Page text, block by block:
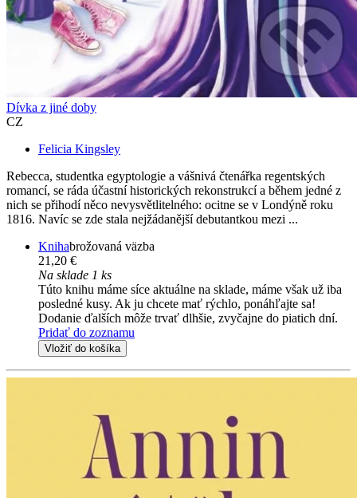
Dívka z jiné doby
CZ
Felicia Kingsley
Rebecca, studentka egyptologie a vášnivá čtenářka regentských
romancí, se ráda účastní historických rekonstrukcí a během jedné z
nich se přihodí něco nevysvětlitelného: ocitne se v Londýně roku
1816. Navíc se zde stala nejžádanější debutantkou mezi ...
Knihabrožovaná väzba
21,20 €
Na sklade 1 ks
Túto knihu máme síce aktuálne na sklade, máme však už iba
posledné kusy. Ak ju chcete mať rýchlo, ponáhľajte sa!
Dodanie ďalších môže trvať dlhšie, zvyčajne do piatich dní.
Pridať do zoznamu
Vložiť do košíka